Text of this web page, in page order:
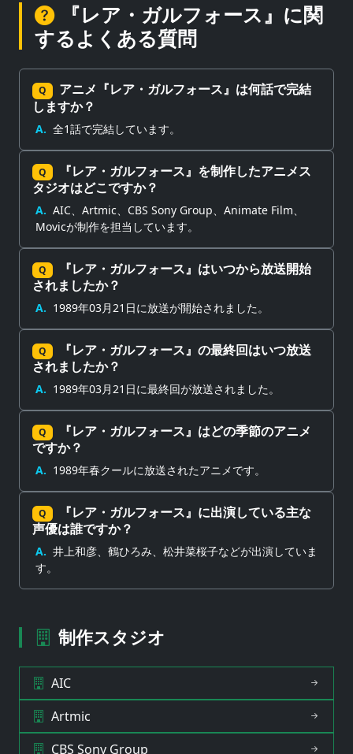
『レア・ガルフォース』に関
するよくある質問
Q
アニメ『レア・ガルフォース』は何話で完結
しますか？
A. 全1話で完結しています。
Q
『レア・ガルフォース』を制作したアニメス
タジオはどこですか？
A. AIC、Artmic、CBS Sony Group、Animate Film、
Movicが制作を担当しています。
Q
『レア・ガルフォース』はいつから放送開始
されましたか？
A. 1989年03月21日に放送が開始されました。
Q
『レア・ガルフォース』の最終回はいつ放送
されましたか？
A. 1989年03月21日に最終回が放送されました。
Q
『レア・ガルフォース』はどの季節のアニメ
ですか？
A. 1989年春クールに放送されたアニメです。
Q
『レア・ガルフォース』に出演している主な
声優は誰ですか？
A. 井上和彦、鶴ひろみ、松井菜桜子などが出演していま
す。
制作スタジオ
AIC
Artmic
CBS Sony Group